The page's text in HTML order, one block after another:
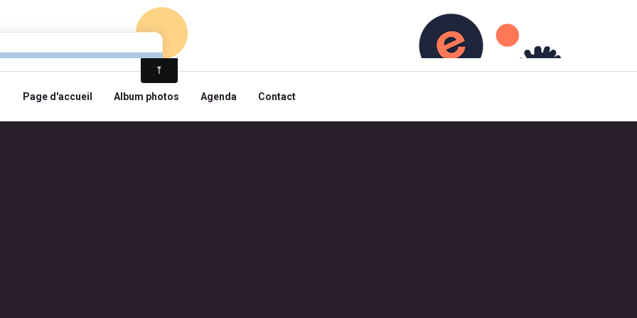
Page d'accueil Album photos Agenda Contact